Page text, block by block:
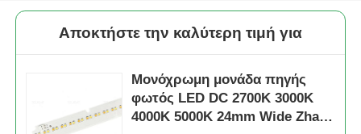
Αποκτήστε την καλύτερη τιμή για
Μονόχρωμη μονάδα πηγής
φωτός LED DC 2700K 3000K
4000K 5000K 24mm Wide Zhaga